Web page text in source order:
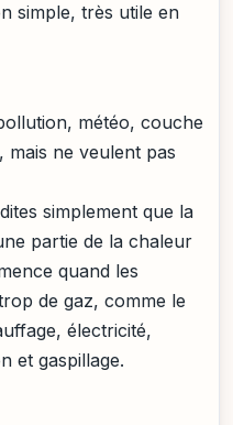
simple, très utile en
météo, couche
mais ne veulent pas
simplement que la
partie de la chaleur
quand les
de gaz, comme le
électricité,
et gaspillage.